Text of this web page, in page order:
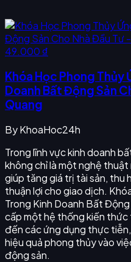
49.000 ₫
Khóa Học Phong Thủy
Doanh Bất Động Sản
Quang
ByKhoaHoc24h
Trong lĩnh vực kinh doanh
không chỉ là một nghệ
giúp tăng giá trị tài sản, thu
thuận lợi cho giao dịch.
Trong Kinh Doanh Bất
cấp một hệ thống kiến
đến các ứng dụng thực
hiệu quả phong thủy vào
động sản.